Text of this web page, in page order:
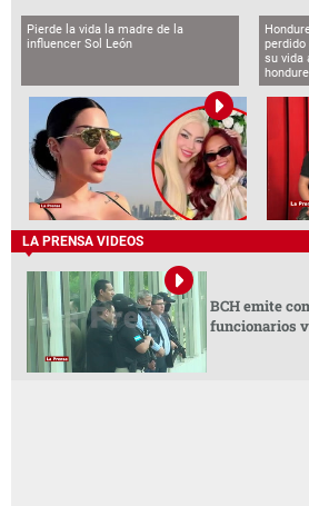
Pierde la vida la madre de la
influencer Sol León
perdido
su vida
LA PRENSA VIDEOS
BCH emite
funcionarios